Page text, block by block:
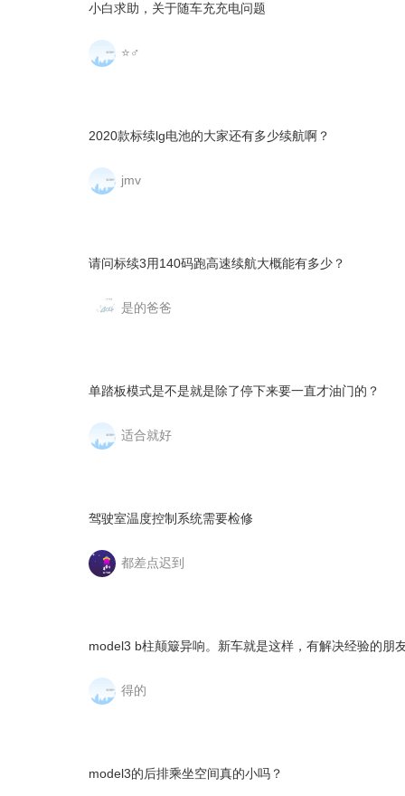
小白求助，关于随车充充电问题
⭐♂
2020款标续lg电池的大家还有多少续航啊？
jmv
请问标续3用140码跑高速续航大概能有多少？
是的爸爸
单踏板模式是不是就是除了停下来要一直才油门的？
适合就好
驾驶室温度控制系统需要检修
都差点迟到
model3 b柱颠簸异响。新车就是这样，有解决经验的朋
得的
model3的后排乘坐空间真的小吗？